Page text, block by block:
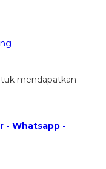
mendapatkan
- Whatsapp -